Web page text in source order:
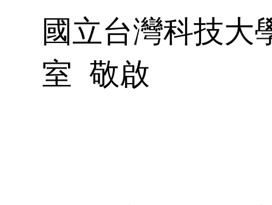
專
專
必
異
系
徵
國立台灣科技大
室 敬啟